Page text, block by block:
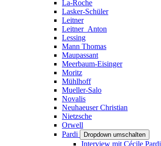
La-Roche
Lasker-Schüler
Leitner
Leitner_Anton
Lessing
Mann Thomas
Maupassant
Meerbaum-Eisinger
Moritz
Mühlhoff
Mueller-Salo
Novalis
Neuhaeuser Christian
Nietzsche
Orwell
Pardi
Dropdown umschalten
Interview mit Cécile Pardi